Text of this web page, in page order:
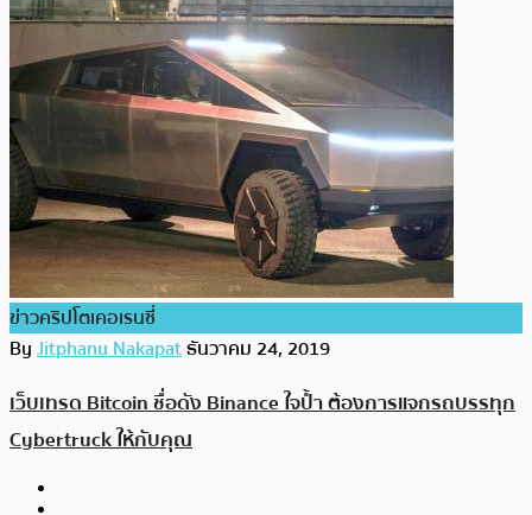
ข่าวคริปโตเคอเรนซี่
ByJitphanu Nakapatธันวาคม 24, 2019
เว็บเทรด Bitcoin ชื่อดัง Binance ใจป้ำ ต้องการแจกรถบรรทุก
Cybertruck ให้กับคุณ